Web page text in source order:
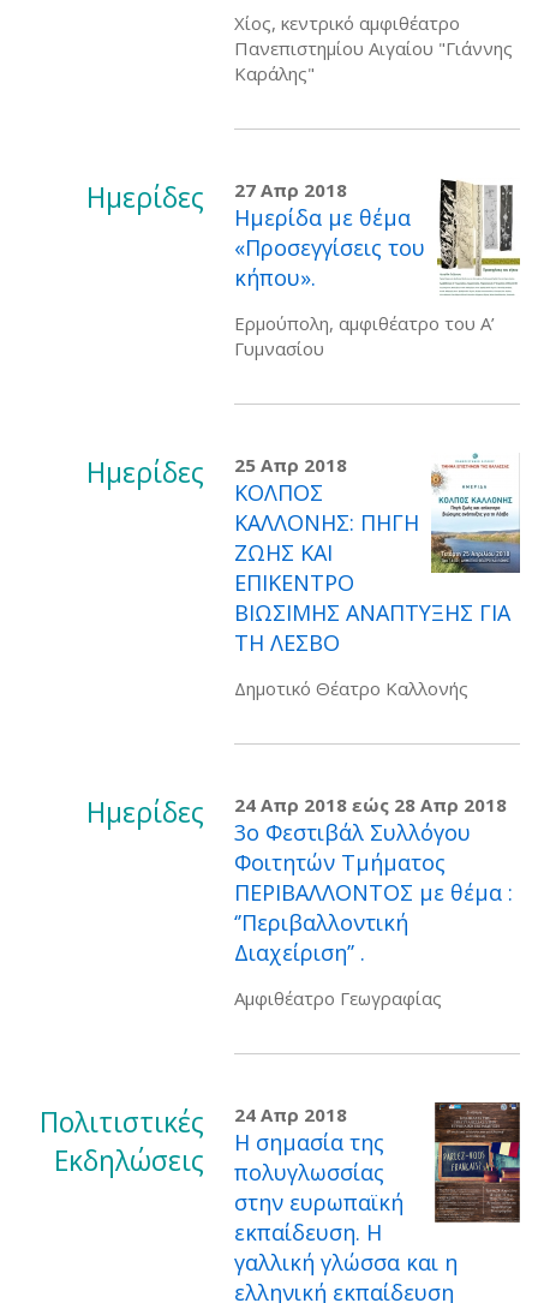
Χίος, κεντρικό αμφιθέατρο
Πανεπιστημίου Αιγαίου "Γιάννης
Καράλης"
Ημερίδες 27 Απρ 2018
Ημερίδα με θέμα
«Προσεγγίσεις του
κήπου».
Ερμούπολη, αμφιθέατρο του Α’
Γυμνασίου
Ημερίδες 25 Απρ 2018
ΚΟΛΠΟΣ
ΚΑΛΛΟΝΗΣ: ΠΗΓΗ
ΖΩΗΣ ΚΑΙ
ΕΠΙΚΕΝΤΡΟ
ΒΙΩΣΙΜΗΣ ΑΝΑΠΤΥΞΗΣ ΓΙΑ
ΤΗ ΛΕΣΒΟ
Δημοτικό Θέατρο Καλλονής
Ημερίδες 24 Απρ 2018 εώς 28 Απρ 2018
3ο Φεστιβάλ Συλλόγου
Φοιτητών Τμήματος
ΠΕΡΙΒΑΛΛΟΝΤΟΣ με θέμα :
‘’Περιβαλλοντική
Διαχείριση’’ .
Αμφιθέατρο Γεωγραφίας
Πολιτιστικές
Εκδηλώσεις
24 Απρ 2018
Η σημασία της
πολυγλωσσίας
στην ευρωπαϊκή
εκπαίδευση. Η
γαλλική γλώσσα και η
ελληνική εκπαίδευση